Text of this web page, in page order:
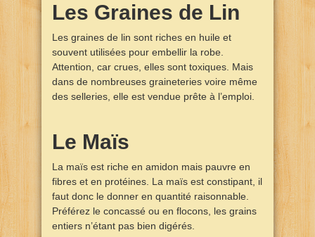
Les Graines de Lin
Les graines de lin sont riches en huile et
souvent utilisées pour embellir la robe.
Attention, car crues, elles sont toxiques. Mais
dans de nombreuses graineteries voire même
des selleries, elle est vendue prête à l’emploi.
Le Maïs
La maïs est riche en amidon mais pauvre en
fibres et en protéines. La maïs est constipant, il
faut donc le donner en quantité raisonnable.
Préférez le concassé ou en flocons, les grains
entiers n’étant pas bien digérés.